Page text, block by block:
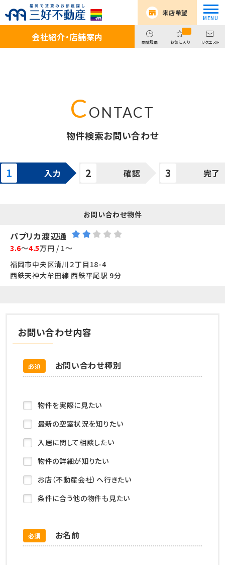
来店希望
会社紹介・店舗案内 閲覧履歴 お気に入り リクエスト
物件検索お問い合わせ
入力 確認 完了
お問い合わせ物件
パプリカ渡辺通
3.6～4.5万円 / 1～
福岡市中央区清川２丁目18-4
西鉄天神大牟田線 西鉄平尾駅 9分
お問い合わせ内容
お問い合わせ種別
必須
物件を実際に見たい
最新の空室状況を知りたい
入居に関して相談したい
物件の詳細が知りたい
お店（不動産会社）へ行きたい
条件に合う他の物件も見たい
お名前
必須